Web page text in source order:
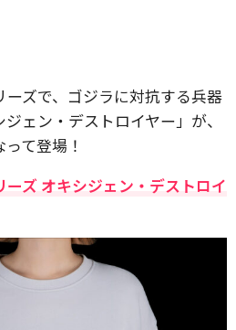
ズで、ゴジラに対抗する兵器
ェン・デストロイヤー」が、
て登場！
ーズ オキシジェン・デストロイ